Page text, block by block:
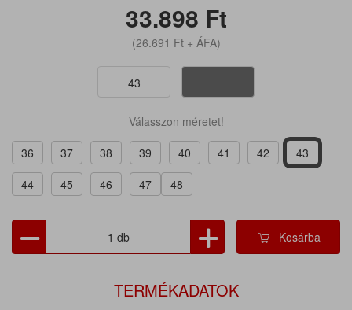
33.898 Ft
(26.691 Ft+ ÁFA)
43
Válasszon méretet!
36
37 38 39 40 41 42
43
44
45 46 47 48
Kosárba
TERMÉKADATOK